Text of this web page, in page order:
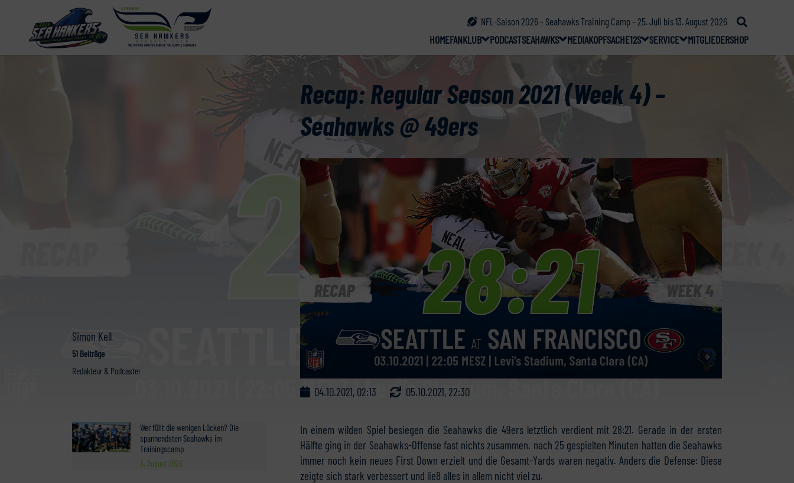
NFL-Saison 2026 – Seahawks Training Camp – 25. Juli bis 13. August 2026
HOMEFANKLUB PODCASTSEAHAWKS MEDIAKOPFSACHE12S SERVICE MITGLIEDERSHOP
Simon Kell
51 Beiträge
Redakteur & Podcaster
Recap: Regular Season 2021 (Week 4) –
Seahawks @ 49ers
04.10.2021, 02:13 05.10.2021, 22:30
Wer füllt die wenigen Lücken? Die
spannendsten Seahawks im
Trainingscamp
3. August 2026
In einem wilden Spiel besiegen die Seahawks die 49ers letztlich verdient mit 28:21. Gerade in der ersten
Hälfte ging in der Seahawks-Offense fast nichts zusammen. nach 25 gespielten Minuten hatten die Seahawks
immer noch kein neues First Down erzielt und die Gesamt-Yards waren negativ. Anders die Defense: Diese
zeigte sich stark verbessert und ließ alles in allem nicht viel zu.